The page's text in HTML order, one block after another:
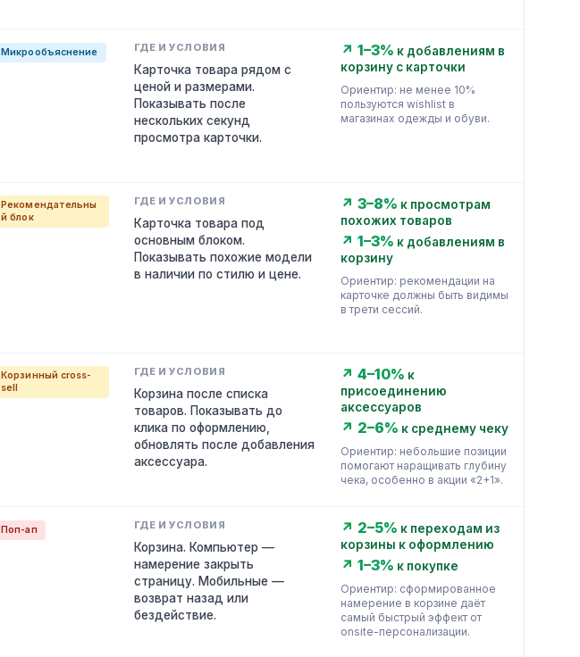
Микрообъяснение
Карточка товара рядом с
ценой и размерами.
Показывать после
нескольких секунд
просмотра карточки.
↗ 1–3% к добавлениям в
корзину с карточки
Ориентир: не менее 10%
пользуются wishlist в
магазинах одежды и обуви.
Рекомендательны
й блок
Карточка товара под
основным блоком.
Показывать похожие модели
в наличии по стилю и цене.
↗ 3–8% к просмотрам
похожих товаров
↗ 1–3% к добавлениям в
корзину
Ориентир: рекомендации на
карточке должны быть видимы
в трети сессий.
Корзинный cross-
sell
Корзина после списка
товаров. Показывать до
клика по оформлению,
обновлять после добавления
аксессуара.
↗ 4–10% к
присоединению
аксессуаров
↗ 2–6% к среднему чеку
Ориентир: небольшие позиции
помогают наращивать глубину
чека, особенно в акции «2+1».
Поп-ап
Корзина. Компьютер —
намерение закрыть
страницу. Мобильные —
возврат назад или
бездействие.
↗ 2–5% к переходам из
корзины к оформлению
↗ 1–3% к покупке
Ориентир: сформированное
намерение в корзине даёт
самый быстрый эффект от
onsite-персонализации.